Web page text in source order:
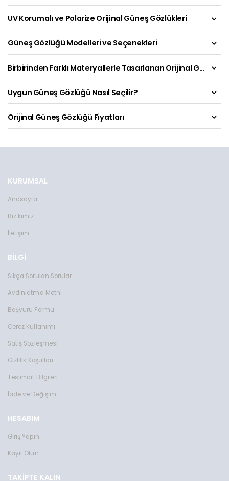
UV Korumalı ve Polarize Orijinal Güneş Gözlükleri
Güneş Gözlüğü Modelleri ve Seçenekleri
Birbirinden Farklı Materyallerle Tasarlanan Orijinal Güneş Gözlükleri
Uygun Güneş Gözlüğü Nasıl Seçilir?
Orijinal Güneş Gözlüğü Fiyatları
KURUMSAL
Anasayfa
Biz kimiz
İletişim
BİLGİ
Sıkça Sorulan Sorular
Aydınlatma Metni
Başvuru Formu
Çerez Kullanımı
Satış Sözleşmesi
Gizlilik Koşulları
Teslimat Bilgileri
İade ve Değişim
HESABIM
Giriş Yapın
Kayıt Olun
TAKIPTE KALIN